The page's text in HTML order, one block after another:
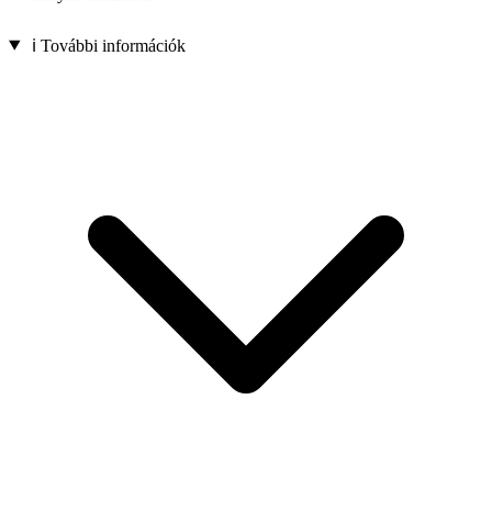
ℹ️ További információk